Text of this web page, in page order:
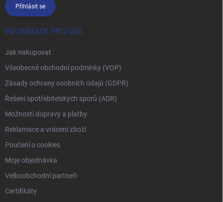
Přihlásit se
INFORMACE PRO VÁS
Jak nakupovat
Všeobecné obchodní podmínky (VOP)
Zásady ochrany osobních údajů (GDPR)
Řešení spotřebitelských sporů (ADR)
Možnosti dopravy a platby
Reklamace a vrácení zboží
Poučení o cookies
Moje objednávka
Velkoobchodní partneři
Certifikáty